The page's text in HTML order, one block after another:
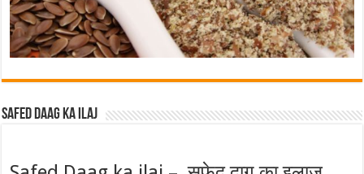
Safed Daag ka ilaj